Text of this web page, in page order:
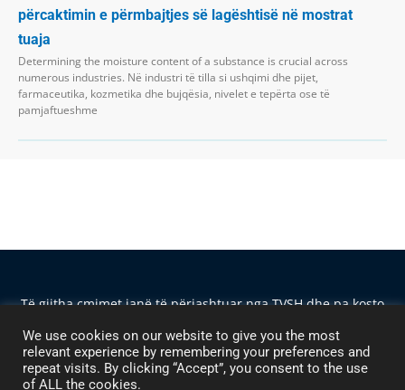
përcaktimin e përmbajtjes së lagështisë në mostrat
tuaja
Determining the moisture content of a substance is crucial across
numerous industries. Në industri të tilla si ushqimi dhe pijet,
farmaceutika, kozmetika dhe bujqësia, nivelet e tepërta ose të
pamjaftueshme
Të gjitha çmimet janë të përjashtuar nga TVSH dhe pa kosto
Instruments Albania Sh.p.k. — Rr. Frosina Plaku, Pallati 21,
Ap. 1 — 1023 Tirana — TVSH M11621034H ©2024 Të gjitha
të drejtat e rezervuara
We use cookies on our website to give you the most
relevant experience by remembering your preferences and
repeat visits. By clicking “Accept”, you consent to the use
of ALL the cookies.